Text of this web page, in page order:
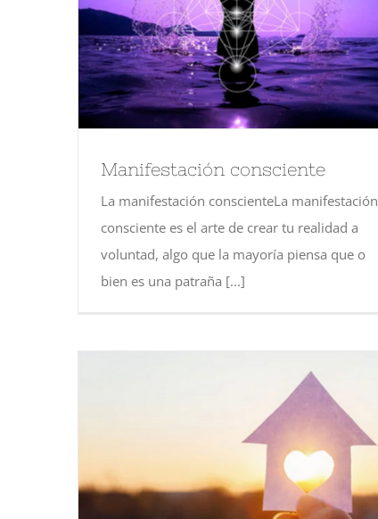
Manifestación consciente
La manifestación conscienteLa manifestación
consciente es el arte de crear tu realidad a
voluntad, algo que la mayoría piensa que o
bien es una patraña [...]